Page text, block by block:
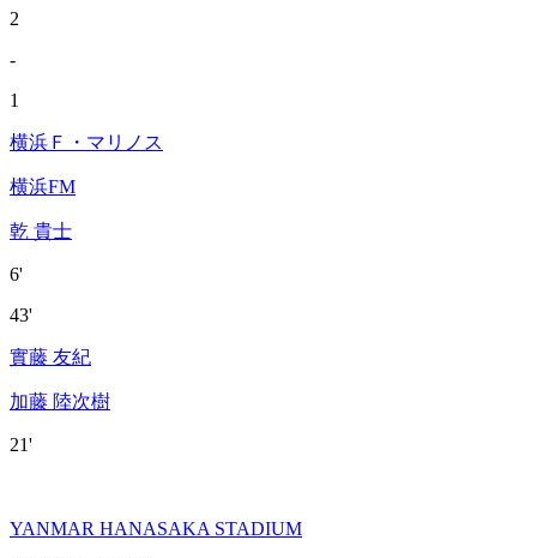
2
-
1
横浜Ｆ・マリノス
横浜FM
乾 貴士
6'
43'
實藤 友紀
加藤 陸次樹
21'
YANMAR HANASAKA STADIUM